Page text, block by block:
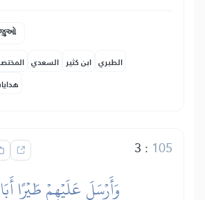
જુઓ
السعدي ابن كثير الطبري
3 : 105
وَأَرۡسَلَ عَلَيۡهِمۡ طَيۡرًا